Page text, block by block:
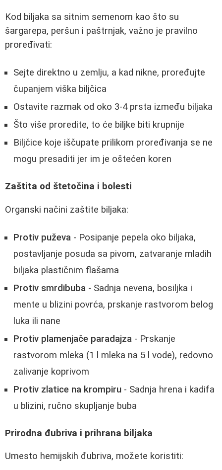
Kod biljaka sa sitnim semenom kao što su
šargarepa, peršun i paštrnjak, važno je pravilno
proređivati:
Sejte direktno u zemlju, a kad nikne, proređujte
čupanjem viška biljčica
Ostavite razmak od oko 3-4 prsta između biljaka
Što više proredite, to će biljke biti krupnije
Biljčice koje iščupate prilikom proređivanja se ne
mogu presaditi jer im je oštećen koren
Zaštita od štetočina i bolesti
Organski načini zaštite biljaka:
Protiv puževa - Posipanje pepela oko biljaka,
postavljanje posuda sa pivom, zatvaranje mladih
biljaka plastičnim flašama
Protiv smrdibuba - Sadnja nevena, bosiljka i
mente u blizini povrća, prskanje rastvorom belog
luka ili nane
Protiv plamenjače paradajza - Prskanje
rastvorom mleka (1 l mleka na 5 l vode), redovno
zalivanje koprivom
Protiv zlatice na krompiru - Sadnja hrena i kadifa
u blizini, ručno skupljanje buba
Prirodna đubriva i prihrana biljaka
Umesto hemijskih đubriva, možete koristiti: